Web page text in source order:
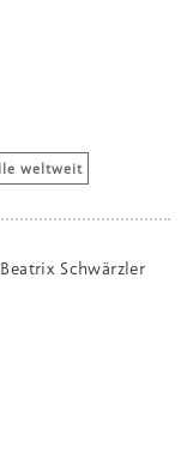
weltweit
Schwärzler